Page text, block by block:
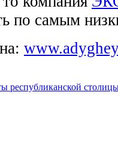
по самым
республиканской